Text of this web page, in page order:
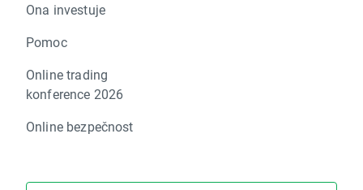
Ona investuje
Pomoc
Online trading
konference 2026
Online bezpečnost